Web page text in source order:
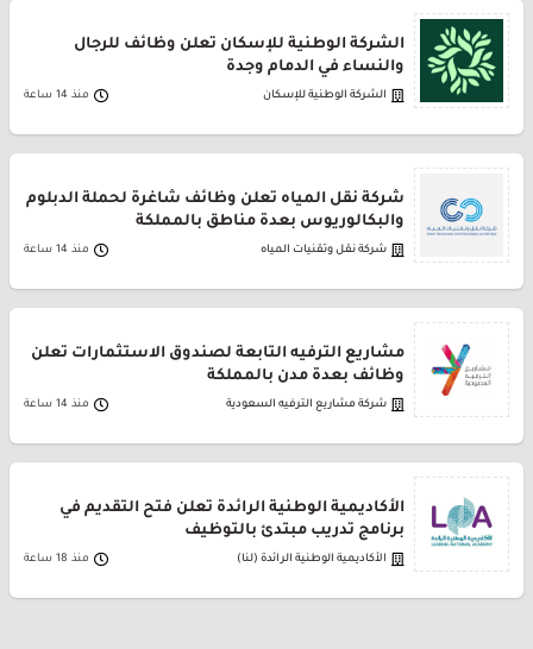
الشركة الوطنية للإسكان تعلن وظائف للرجال
والنساء في الدمام وجدة
الشركة الوطنية للإسكان منذ 14 ساعة
شركة نقل المياه تعلن وظائف شاغرة لحملة الدبلوم
والبكالوريوس بعدة مناطق بالمملكة
شركة نقل وتقنيات المياه منذ 14 ساعة
مشاريع الترفيه التابعة لصندوق الاستثمارات تعلن
وظائف بعدة مدن بالمملكة
شركة مشاريع الترفيه السعودية منذ 14 ساعة
الأكاديمية الوطنية الرائدة تعلن فتح التقديم في
برنامج تدريب مبتدئ بالتوظيف
الأكاديمية الوطنية الرائدة (لنا) منذ 18 ساعة